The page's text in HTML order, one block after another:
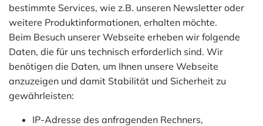
bestimmte Services, wie z.B. unseren Newsletter oder
weitere Produktinformationen, erhalten möchte.
Beim Besuch unserer Webseite erheben wir folgende
Daten, die für uns technisch erforderlich sind. Wir
benötigen die Daten, um Ihnen unsere Webseite
anzuzeigen und damit Stabilität und Sicherheit zu
gewährleisten:
IP-Adresse des anfragenden Rechners,